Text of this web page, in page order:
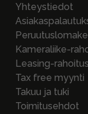
Yhteystiedot
Peruutuslomake
Kameraliike-
Leasing-rahoitus
Tax free myynti
Takuu ja tuki
Toimitusehdot